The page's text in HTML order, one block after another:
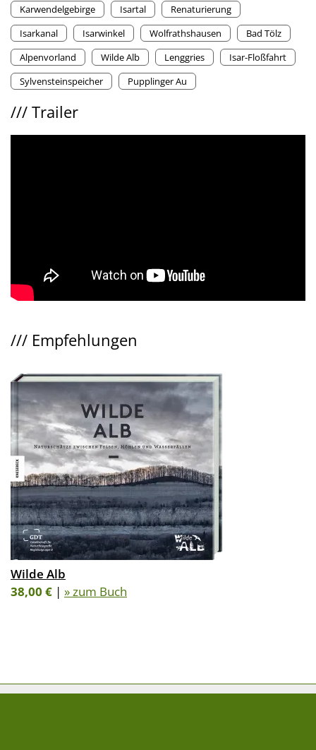
Karwendelgebirge
Isartal
Renaturierung
Isarkanal
Isarwinkel Wolfrathshausen
Bad Tölz
Alpenvorland
Wilde Alb Lenggries
Isar-Floßfahrt
Sylvensteinspeicher
Pupplinger Au
/// Trailer
/// Empfehlungen
Wilde Alb
38,00 € | » zum Buch